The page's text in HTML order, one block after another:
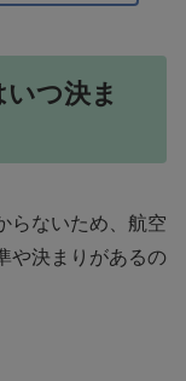
つ決ま
らないため、航空
や決まりがあるの